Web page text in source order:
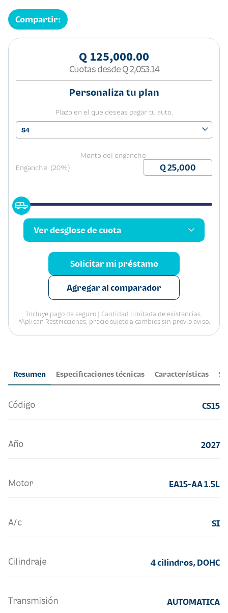
Resumen Especificaciones técnicas Características
Código CS15
Año 2027
Motor EA15-AA 1.5L
A/c SI
Cilindraje 4 cilindros, DOHC
Transmisión AUTOMATICA
Compartir:
Q 125,000.00
Cuotas desde Q 2,053.14
Personaliza tu plan
Plazo en el que deseas pagar tu auto.
84
Monto del enganche:
Enganche: (20%)
Ver desglose de cuota
Solicitar mi préstamo
Agregar al comparador
Incluye pago de seguro | Cantidad limitada de existencias.
*Aplican Restricciones, precio sujeto a cambios sin previo aviso.